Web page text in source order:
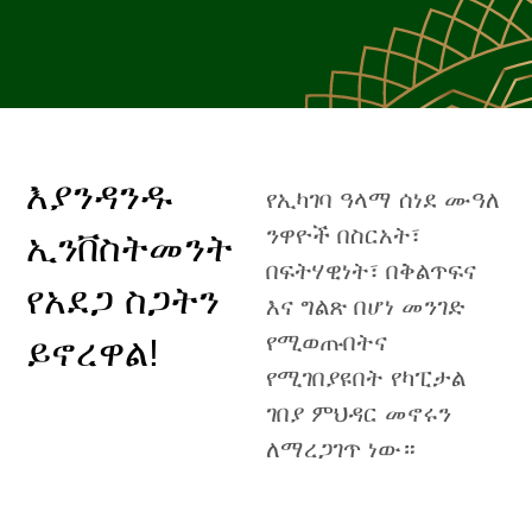
እያንዳንዱ
ኢንቨስትመንት
የአደጋ ስጋትን
ይኖረዋል!
የኢካገባ ዓላማ ሰነደ ሙዓለ
ንዋዮች በስርአት፣
በፍትሃዊነት፣ በቅልጥፍና
እና ግልጽ በሆነ መንገድ
የሚወጡበትና
የሚገበያዩበት የካፒታል
ገበያ ምህዳር መኖሩን
ለማረጋገጥ ነው።